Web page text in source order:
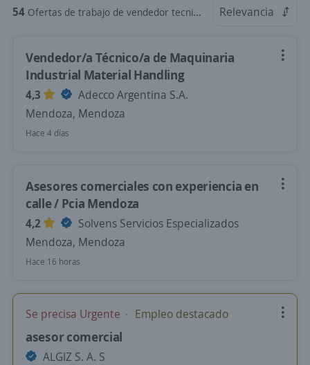
54 Ofertas de trabajo de vendedor tecnico en Mendoza Relevancia
Vendedor/a Técnico/a de Maquinaria
Industrial Material Handling
4,3
Adecco Argentina S.A.
Mendoza, Mendoza
Hace 4 días
Asesores comerciales con experiencia en
calle / Pcia Mendoza
4,2
Solvens Servicios Especializados
Mendoza, Mendoza
Hace 16 horas
Se precisa Urgente Empleo destacado
asesor comercial
ALGIZ S. A. S